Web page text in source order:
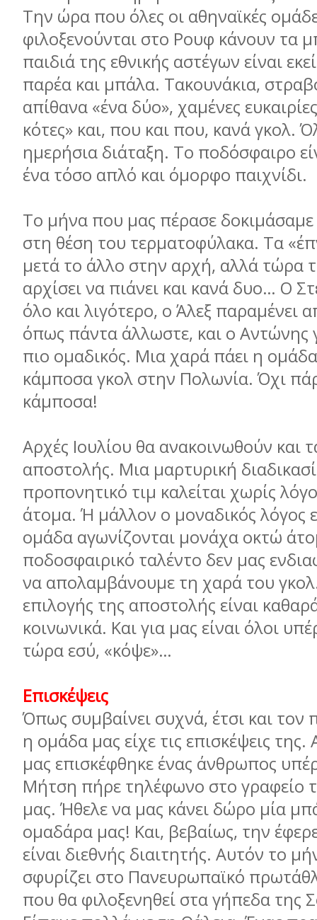
Την ώρα που όλες οι αθηναϊκές
φιλοξενούνται στο Ρουφ κάνουν τα
παιδιά της εθνικής αστέγων είναι
παρέα και μπάλα. Τακουνάκια,
απίθανα «ένα δύο», χαμένες
κότες» και, που και που, κανά γκολ.
ημερήσια διάταξη. Το ποδόσφαιρο
ένα τόσο απλό και όμορφο παιχνίδι.
Το μήνα που μας πέρασε
στη θέση του τερματοφύλακα. Τα
μετά το άλλο στην αρχή, αλλά τώρα
αρχίσει να πιάνει και κανά δυο… Ο
όλο και λιγότερο, ο Άλεξ παραμένει
όπως πάντα άλλωστε, και ο Αντώνης
πιο ομαδικός. Μια χαρά πάει η
κάμποσα γκολ στην Πολωνία. Όχι
κάμποσα!
Αρχές Ιουλίου θα ανακοινωθούν και
αποστολής. Μια μαρτυρική
προπονητικό τιμ καλείται χωρίς
άτομα. Ή μάλλον ο μοναδικός λόγος
ομάδα αγωνίζονται μονάχα οκτώ
ποδοσφαιρικό ταλέντο δεν μας
να απολαμβάνουμε τη χαρά του
επιλογής της αποστολής είναι
κοινωνικά. Και για μας είναι όλοι
τώρα εσύ, «κόψε»…
Επισκέψεις
Όπως συμβαίνει συχνά, έτσι και τον
η ομάδα μας είχε τις επισκέψεις της.
μας επισκέφθηκε ένας άνθρωπος
Μήτση πήρε τηλέφωνο στο γραφείο
μας. Ήθελε να μας κάνει δώρο μία
ομαδάρα μας! Και, βεβαίως, την
είναι διεθνής διαιτητής. Αυτόν το
σφυρίζει στο Πανευρωπαϊκό
που θα φιλοξενηθεί στα γήπεδα της